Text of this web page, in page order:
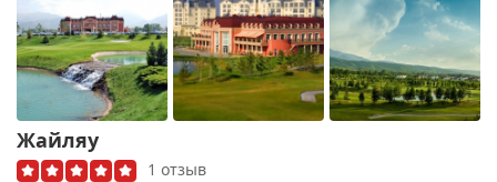
Жайляу
1 отзыв